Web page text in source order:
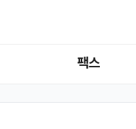
팩스